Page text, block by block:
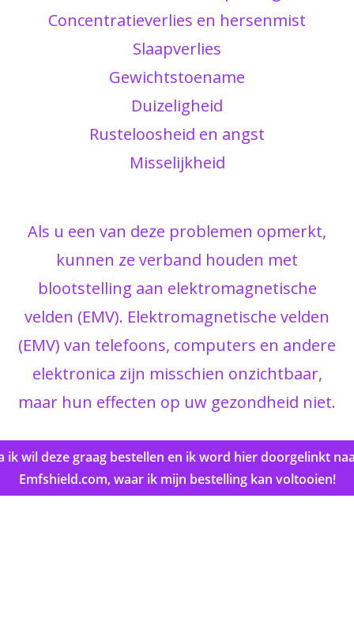
Concentratieverlies en hersenmist
Slaapverlies
Gewichtstoename
Duizeligheid
Rusteloosheid en angst
Misselijkheid
Als u een van deze problemen opmerkt,
kunnen ze verband houden met
blootstelling aan elektromagnetische
velden (EMV). Elektromagnetische velden
(EMV) van telefoons, computers en andere
elektronica zijn misschien onzichtbaar,
maar hun effecten op uw gezondheid niet.
ik wil deze graag bestellen en ik word hier doorgelinkt
Emfshield.com, waar ik mijn bestelling kan voltooien!